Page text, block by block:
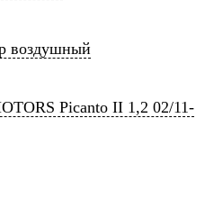
воздушный
Picanto II 1,2 02/11-